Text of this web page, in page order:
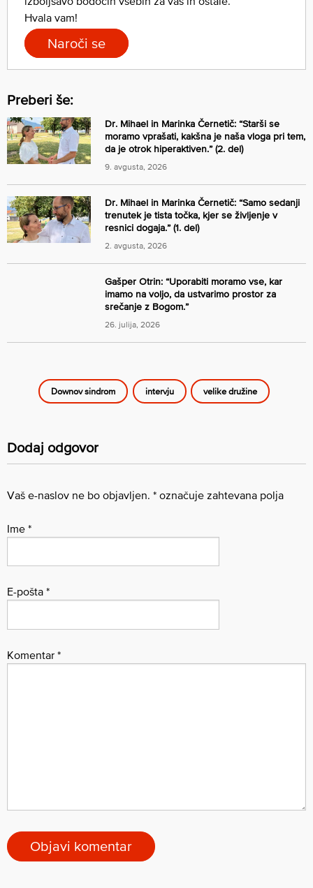
Hvala vam!
Naroči se
Preberi še:
Dr. Mihael in Marinka Černetič: “Starši se
moramo vprašati, kakšna je naša vloga pri tem,
da je otrok hiperaktiven.” (2. del)
9. avgusta, 2026
Dr. Mihael in Marinka Černetič: “Samo sedanji
trenutek je tista točka, kjer se življenje v
resnici dogaja.” (1. del)
2. avgusta, 2026
Gašper Otrin: “Uporabiti moramo vse, kar
imamo na voljo, da ustvarimo prostor za
srečanje z Bogom.”
26. julija, 2026
Downov sindrom intervju velike družine
Dodaj odgovor
Vaš e-naslov ne bo objavljen. * označuje zahtevana polja
Ime *
E-pošta *
Komentar *